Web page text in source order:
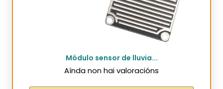
Módulo sensor de lluvia...
Aínda non hai valoracións